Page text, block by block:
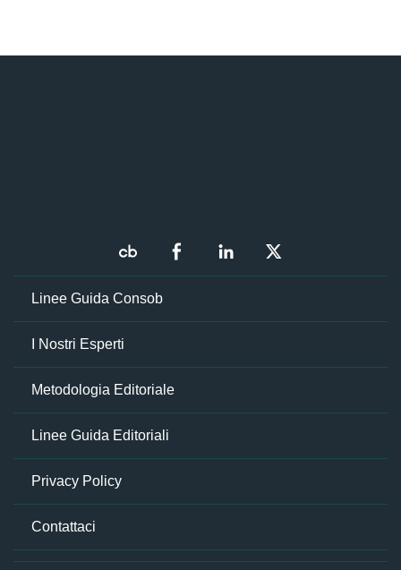
Linee Guida Consob
I Nostri Esperti
Metodologia Editoriale
Linee Guida Editoriali
Privacy Policy
Contattaci